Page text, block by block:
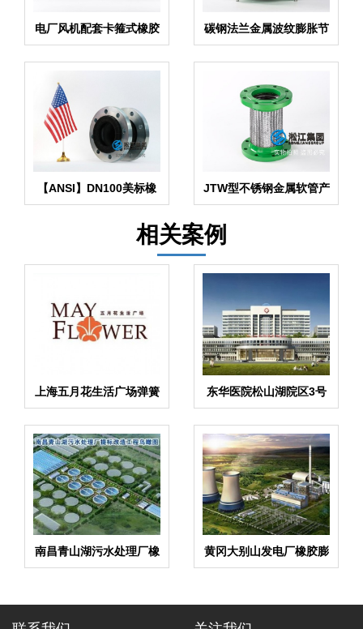
电厂风机配套卡箍式橡胶
膨胀节
碳钢法兰金属波纹膨胀节
产品
【ANSI】DN100美标橡
胶管接头
JTW型不锈钢金属软管产
品
相关案例
上海五月花生活广场弹簧
减振器合同项目
东华医院松山湖院区3号
心脑血管大楼弹簧隔振器
合同
南昌青山湖污水处理厂橡
胶柔性接头合同项目
黄冈大别山发电厂橡胶膨
胀节合同项目